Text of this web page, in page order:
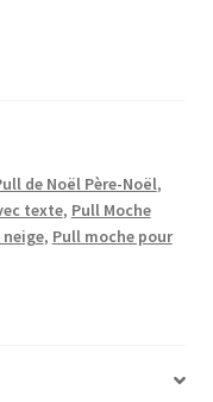
de Noël Père-Noël,
texte, Pull Moche
, Pull moche pour